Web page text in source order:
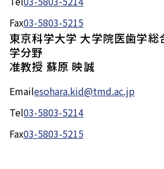
Fax03-5803-5215
東京科学大学 大学院医歯学総
学分野
准教授 蘇原 映誠
Emailesohara.kid@tmd.ac.jp
Tel03-5803-5214
Fax03-5803-5215